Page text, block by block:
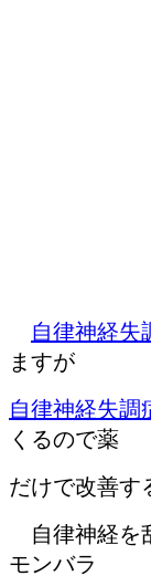
自律神経失
ますが
自律神経失調
くるので薬
だけで改善す
自律神経を
モンバラ